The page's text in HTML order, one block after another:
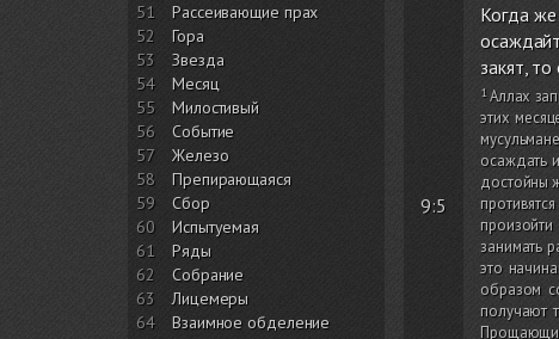
51
Рассеивающие прах
52
Гора
53
Звезда
54
Месяц
55
Милостивый
56
Событие
57
Железо
58
Препирающаяся
59
Сбор
60
Испытуемая
61
Ряды
62
Собрание
63
Лицемеры
64
Взаимное обделение
9:5
Когда
закят,
Аллах
этих
осаждать
достойны
занимать
это
образом
получают